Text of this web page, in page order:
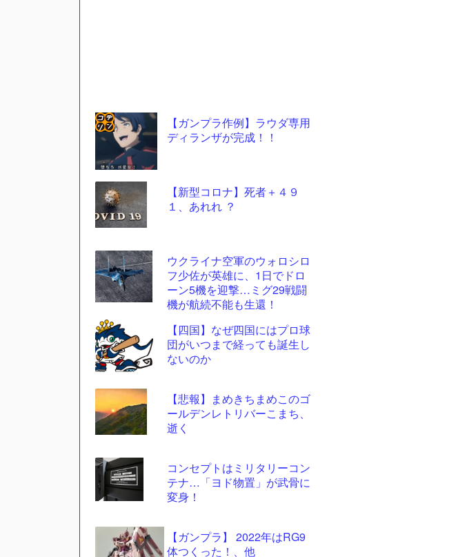
【ガンプラ作例】ラウダ専用
ディランザが完成！！
【新型コロナ】死者＋４９
１、あれれ ？
ウクライナ空軍のウォロシロ
フ少佐が英雄に、1日でドロ
ーン5機を迎撃…ミグ29戦闘
機が航続不能も生還！
【四国】なぜ四国にはプロ球
団がいつまで経っても誕生し
ないのか
【悲報】まめきちまめこのゴ
ールデンレトリバーこまち、
逝く
コンセプトはミリタリーコン
テナ…「ヨド物置」が武骨に
変身！
【ガンプラ】 2022年はRG9
体つくった！、他
コテ
リン
- 固
定リ
ンク
更新
ツー
ル